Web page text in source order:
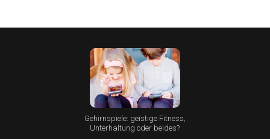
Gehirnspiele: geistige Fitness,
Unterhaltung oder beides?